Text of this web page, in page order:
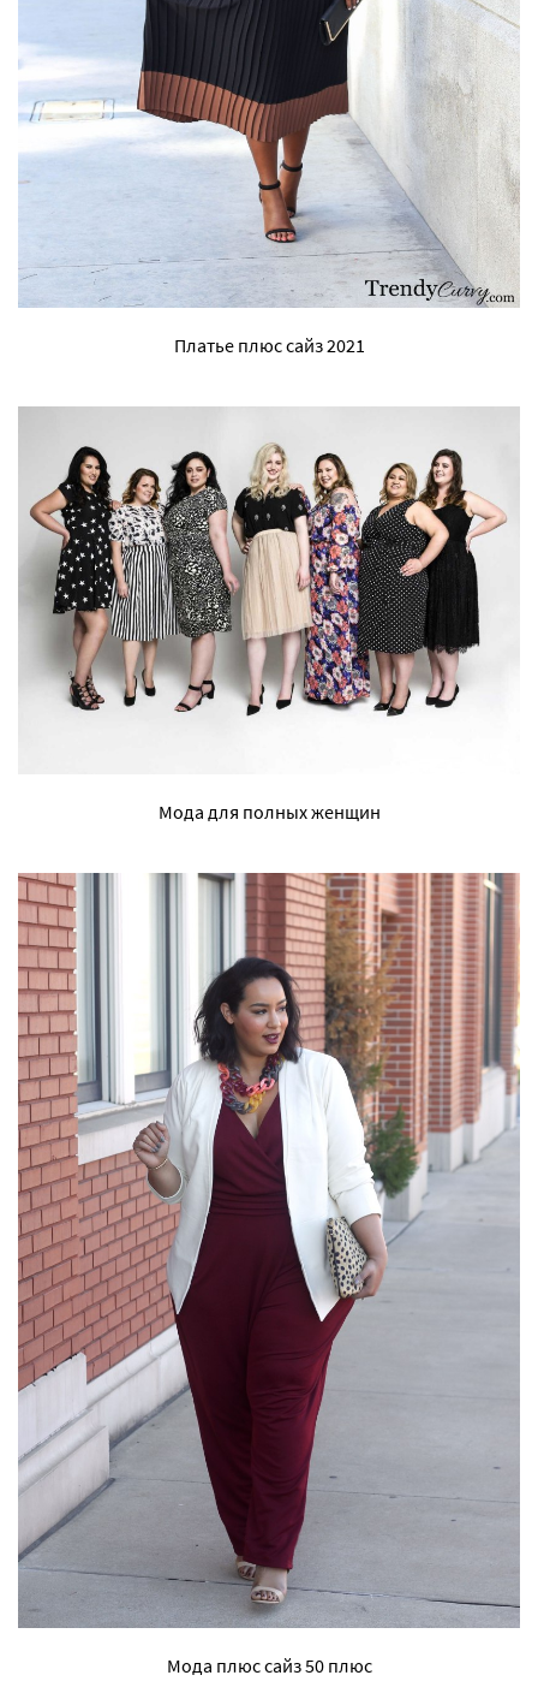
Платье плюс сайз 2021
Мода для полных женщин
Мода плюс сайз 50 плюс